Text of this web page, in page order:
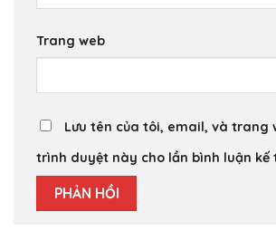
Trang web
Lưu tên của tôi, email, và trang
trình duyệt này cho lần bình luận kế